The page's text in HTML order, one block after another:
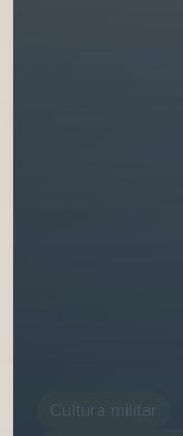
Cultura militar